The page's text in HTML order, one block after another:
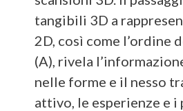
tangibili 3D a
2D, così come l’ordine
(A), rivela
nelle forme e il nesso
attivo, le esperienze e i